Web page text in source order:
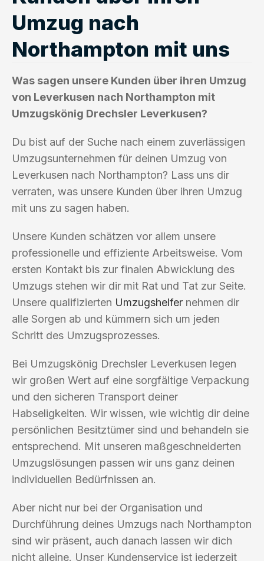
Umzug nach
Northampton mit uns
Was sagen unsere Kunden über ihren Umzug
von Leverkusen nach Northampton mit
Umzugskönig Drechsler Leverkusen?
Du bist auf der Suche nach einem zuverlässigen
Umzugsunternehmen für deinen Umzug von
Leverkusen nach Northampton? Lass uns dir
verraten, was unsere Kunden über ihren Umzug
mit uns zu sagen haben.
Unsere Kunden schätzen vor allem unsere
professionelle und effiziente Arbeitsweise. Vom
ersten Kontakt bis zur finalen Abwicklung des
Umzugs stehen wir dir mit Rat und Tat zur Seite.
Unsere qualifizierten Umzugshelfer nehmen dir
alle Sorgen ab und kümmern sich um jeden
Schritt des Umzugsprozesses.
Bei Umzugskönig Drechsler Leverkusen legen
wir großen Wert auf eine sorgfältige Verpackung
und den sicheren Transport deiner
Habseligkeiten. Wir wissen, wie wichtig dir deine
persönlichen Besitztümer sind und behandeln sie
entsprechend. Mit unseren maßgeschneiderten
Umzugslösungen passen wir uns ganz deinen
individuellen Bedürfnissen an.
Aber nicht nur bei der Organisation und
Durchführung deines Umzugs nach Northampton
sind wir präsent, auch danach lassen wir dich
nicht alleine. Unser Kundenservice ist jederzeit